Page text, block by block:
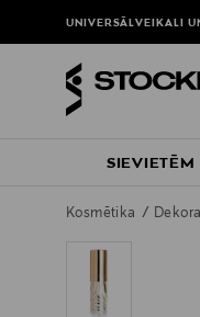
UNIVERSĀLVEIKALI
SIEVIETĒM
Kosmētika